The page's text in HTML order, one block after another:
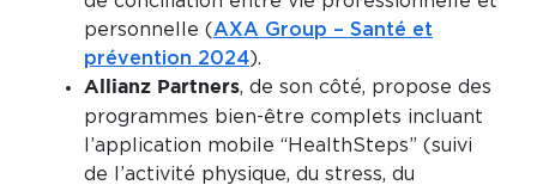
personnelle (AXA Group – Santé et
prévention 2024).
Allianz Partners, de son côté, propose des
programmes bien-être complets incluant
l’application mobile “HealthSteps” (suivi
de l’activité physique, du stress, du